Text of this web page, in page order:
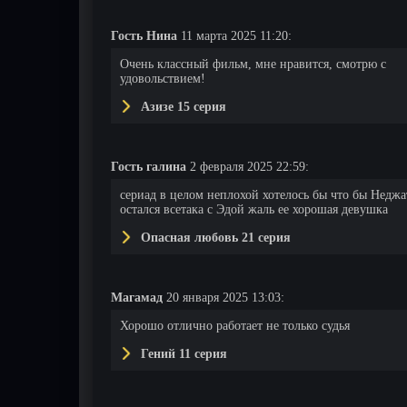
Гость Нина 11 марта 2025 11:20:
Очень классный фильм, мне нравится, смотрю с
удовольствием!
Азизе 15 серия
Гость галина 2 февраля 2025 22:59:
сериад в целом неплохой хотелось бы что бы
остался всетака с Эдой жаль ее хорошая девушка
Опасная любовь 21 серия
Магамад 20 января 2025 13:03:
Хорошо отлично работает не только судья
Гений 11 серия